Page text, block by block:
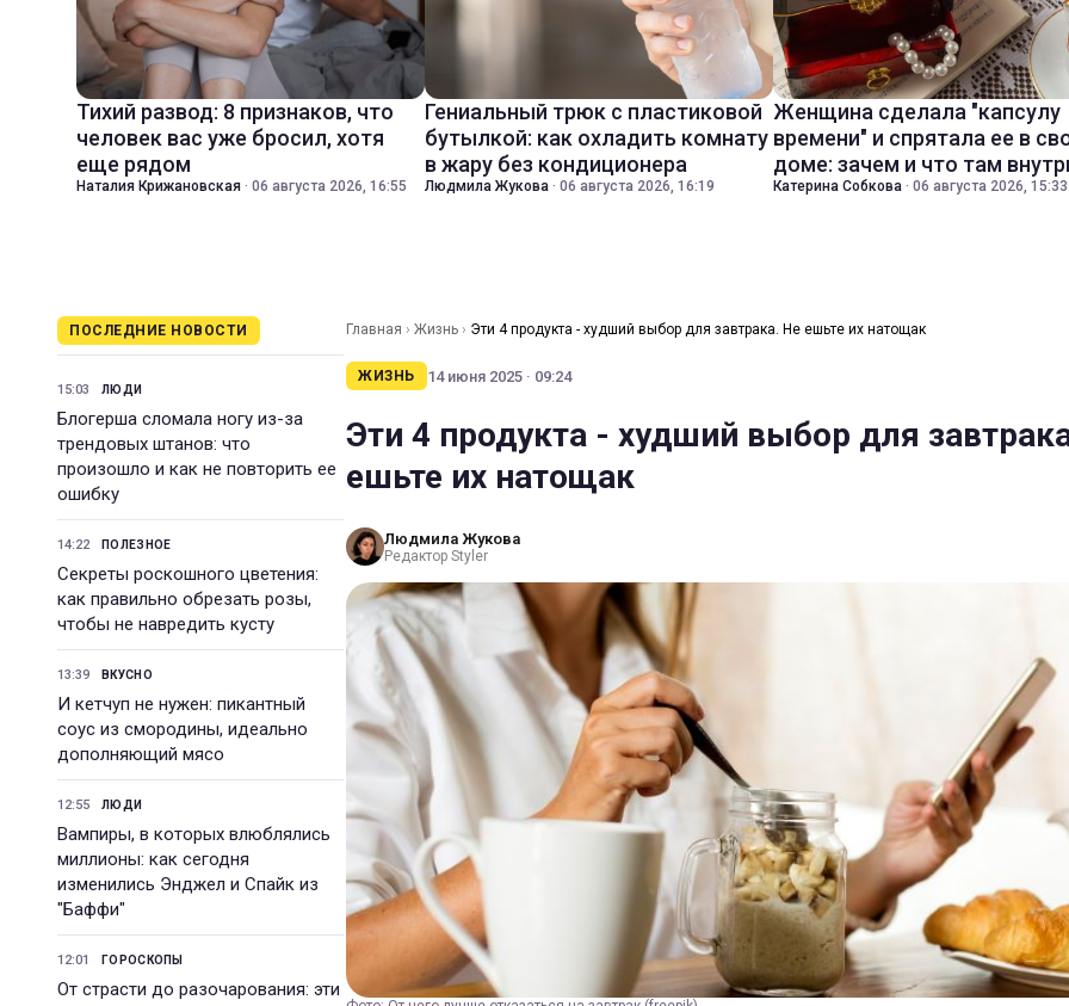
Тихий развод: 8 признаков, что
человек вас уже бросил, хотя
еще рядом
Наталия Крижановская · 06 августа 2026, 16:55
Гениальный трюк с пластиковой
бутылкой: как охладить комнату
в жару без кондиционера
Людмила Жукова · 06 августа 2026, 16:19
Женщина сделала "капсулу
времени" и спрятала ее в
доме: зачем и что там
Катерина Собкова · 06 августа 2026, 15:33
ПОСЛЕДНИЕ НОВОСТИ
15:03 ЛЮДИ
Блогерша сломала ногу из-за
трендовых штанов: что
произошло и как не повторить ее
ошибку
14:22 ПОЛЕЗНОЕ
Секреты роскошного цветения:
как правильно обрезать розы,
чтобы не навредить кусту
13:39 ВКУСНО
И кетчуп не нужен: пикантный
соус из смородины, идеально
дополняющий мясо
12:55 ЛЮДИ
Вампиры, в которых влюблялись
миллионы: как сегодня
изменились Энджел и Спайк из
"Баффи"
12:01 ГОРОСКОПЫ
От страсти до разочарования: эти
Главная › Жизнь › Эти 4 продукта - худший выбор для завтрака. Не ешьте их натощак
ЖИЗНЬ 14 июня 2025 · 09:24
Эти 4 продукта - худший выбор для
ешьте их натощак
Людмила Жукова
Редактор Styler